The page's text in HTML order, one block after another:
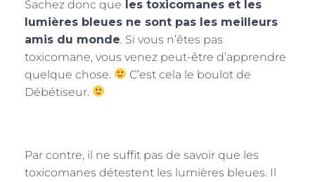
Sachez donc que les toxicomanes et les
lumières bleues ne sont pas les meilleurs
amis du monde. Si vous n’êtes pas
toxicomane, vous venez peut-être d’apprendre
quelque chose.
C’est cela le boulot de
Débétiseur.
Par contre, il ne suffit pas de savoir que les
toxicomanes détestent les lumières bleues. Il